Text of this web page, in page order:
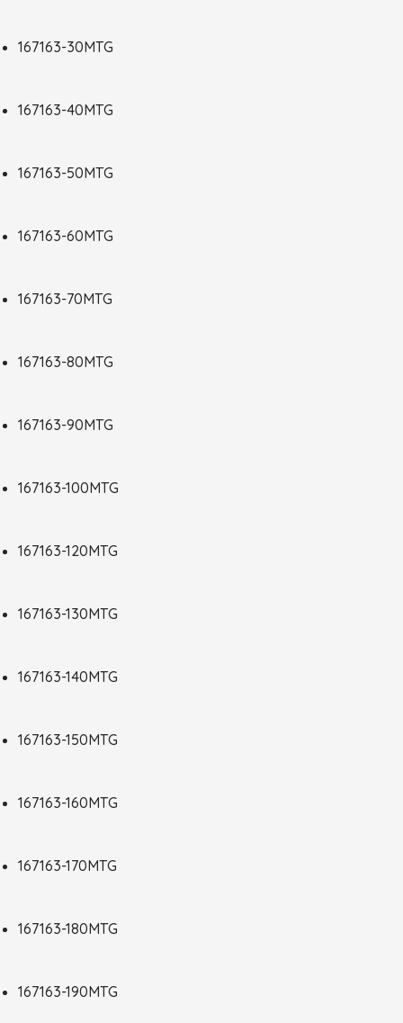
167163-30MTG
167163-40MTG
167163-50MTG
167163-60MTG
167163-70MTG
167163-80MTG
167163-90MTG
167163-100MTG
167163-120MTG
167163-130MTG
167163-140MTG
167163-150MTG
167163-160MTG
167163-170MTG
167163-180MTG
167163-190MTG